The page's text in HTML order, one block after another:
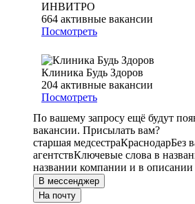
ИНВИТРО
664 активные вакансии
Посмотреть
Клиника Будь Здоров
204 активные вакансии
Посмотреть
По вашему запросу ещё будут
вакансии. Присылать вам?
старшая медсестраКраснодарБез
агентствКлючевые слова в
названии компании и в описании
В мессенджер
На почту